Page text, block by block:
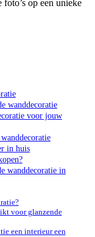
op een unieke
wanddecoratie
voor jouw
in huis
wanddecoratie in
voor glanzende
een interieur een